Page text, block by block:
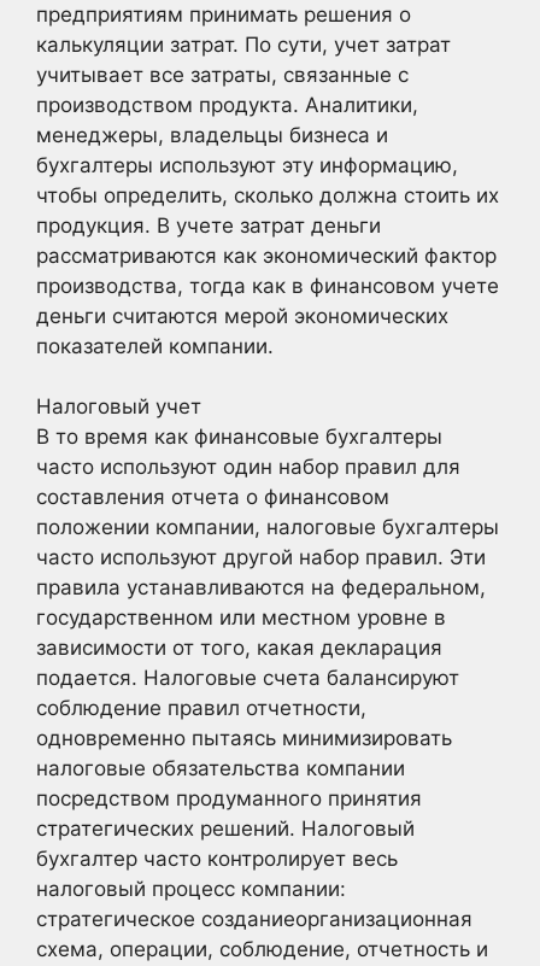
предприятиям принимать решения о
калькуляции затрат. По сути, учет затрат
учитывает все затраты, связанные с
производством продукта. Аналитики,
менеджеры, владельцы бизнеса и
бухгалтеры используют эту информацию,
чтобы определить, сколько должна стоить их
продукция. В учете затрат деньги
рассматриваются как экономический фактор
производства, тогда как в финансовом учете
деньги считаются мерой экономических
показателей компании.
Налоговый учет
В то время как финансовые бухгалтеры
часто используют один набор правил для
составления отчета о финансовом
положении компании, налоговые бухгалтеры
часто используют другой набор правил. Эти
правила устанавливаются на федеральном,
государственном или местном уровне в
зависимости от того, какая декларация
подается. Налоговые счета балансируют
соблюдение правил отчетности,
одновременно пытаясь минимизировать
налоговые обязательства компании
посредством продуманного принятия
стратегических решений. Налоговый
бухгалтер часто контролирует весь
налоговый процесс компании:
стратегическое созданиеорганизационная
схема, операции, соблюдение, отчетность и